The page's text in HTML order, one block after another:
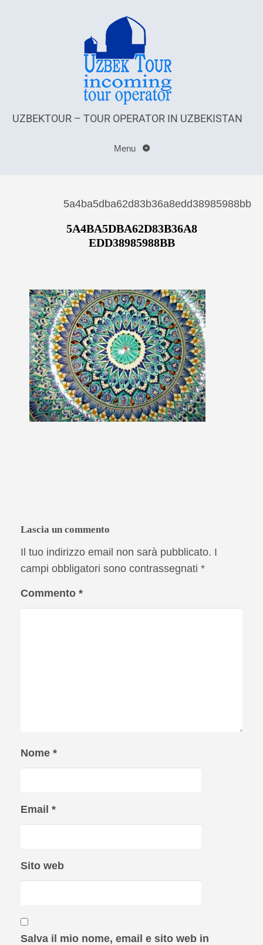
UZBEKTOUR – TOUR OPERATOR IN UZBEKISTAN
Menu
5a4ba5dba62d83b36a8edd38985988bb
5A4BA5DBA62D83B36A8
EDD38985988BB
Lascia un commento
Il tuo indirizzo email non sarà pubblicato. I
campi obbligatori sono contrassegnati *
Commento *
Nome *
Email *
Sito web
Salva il mio nome, email e sito web in